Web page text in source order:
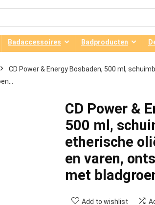
Badaccessoires Badproducten
CD Power & Energy Bosbaden, 500 ml,
CD Power &
500 ml,
etherische
en varen,
met
Add to wishlist